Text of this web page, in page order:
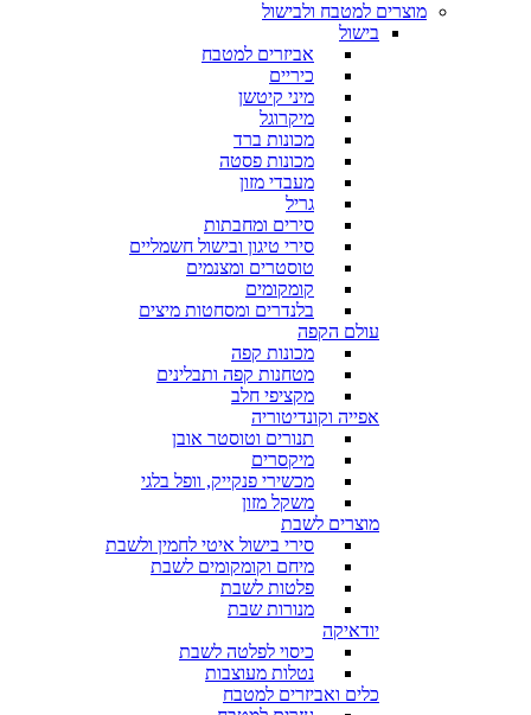
מוצרים למטבח ולבישול
בישול
אביזרים למטבח
כיריים
מיני קיטשן
מיקרוגל
מכונות ברד
מכונות פסטה
מעבדי מזון
גריל
סירים ומחבתות
סירי טיגון ובישול חשמליים
טוסטרים ומצנמים
קומקומים
בלנדרים ומסחטות מיצים
עולם הקפה
מכונות קפה
מטחנות קפה ותבלינים
מקציפי חלב
אפייה וקונדיטוריה
תנורים וטוסטר אובן
מיקסרים
מכשירי פנקייק, וופל בלגי
משקל מזון
מוצרים לשבת
סירי בישול איטי לחמין ולשבת
מיחם וקומקומים לשבת
פלטות לשבת
מנורות שבת
יודאיקה
כיסוי לפלטה לשבת
נטלות מעוצבות
כלים ואביזרים למטבח